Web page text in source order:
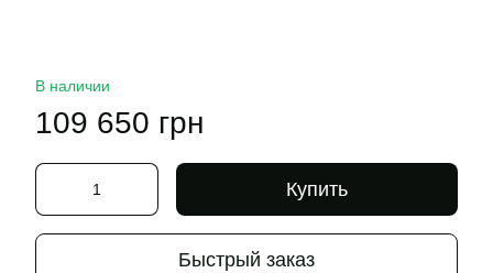
В наличии
109 650 грн
Купить
Быстрый заказ